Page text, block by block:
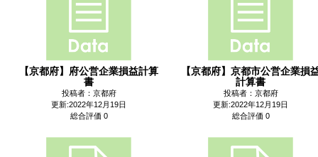
【京都府】府公営企業損益計算
書
投稿者：京都府
更新:2022年12月19日
総合評価 0
【京都府】京都市公営企業損
計算書
投稿者：京都府
更新:2022年12月19日
総合評価 0